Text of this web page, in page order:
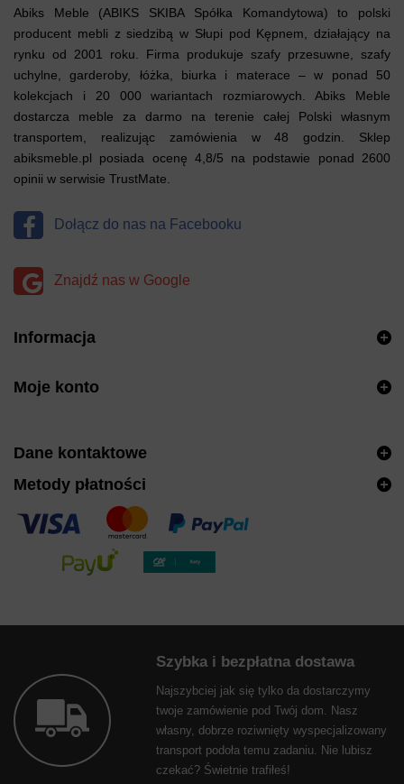
Abiks Meble (ABIKS SKIBA Spółka Komandytowa) to polski
producent mebli z siedzibą w Słupi pod Kępnem, działający na
rynku od 2001 roku. Firma produkuje szafy przesuwne, szafy
uchylne, garderoby, łóżka, biurka i materace – w ponad 50
kolekcjach i 20 000 wariantach rozmiarowych. Abiks Meble
dostarcza meble za darmo na terenie całej Polski własnym
transportem, realizując zamówienia w 48 godzin. Sklep
abiksmeble.pl posiada ocenę 4,8/5 na podstawie ponad 2600
opinii w serwisie TrustMate.
Dołącz do nas na Facebooku
Znajdź nas w Google
Informacja
Moje konto
Dane kontaktowe
Metody płatności
Szybka i bezpłatna dostawa
Najszybciej jak się tylko da dostarczymy
twoje zamówienie pod Twój dom. Nasz
własny, dobrze roziwnięty wyspecjalizowany
transport podoła temu zadaniu. Nie lubisz
czekać? Świetnie trafiłeś!